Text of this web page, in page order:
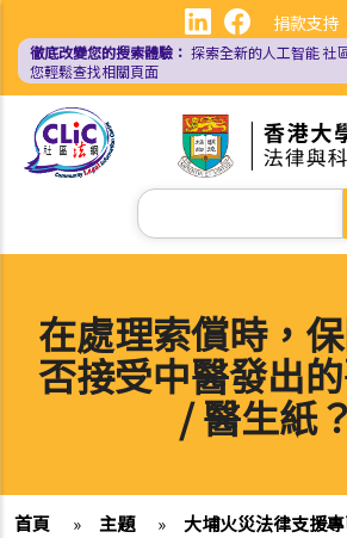
內
捐款支持
徹底改變您的搜索體驗： 探索全新的人工智能社
您輕鬆查找相關頁面
Search
在處理索償時，
否接受中醫發出
/ 醫生紙？
首頁 » 主題 » 大埔火災法律支援